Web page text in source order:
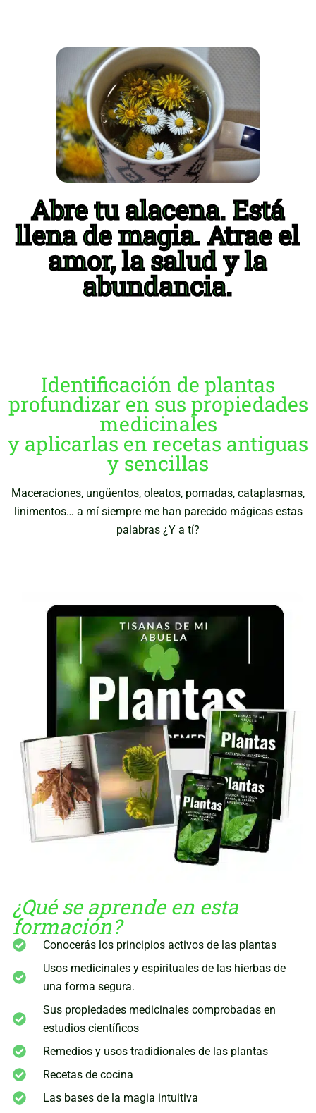
Abre tu alacena. Está
llena de magia. Atrae el
amor, la salud y la
abundancia.
Identificación de plantas
profundizar en sus propiedades
medicinales
y aplicarlas en recetas antiguas
y sencillas
Maceraciones, ungüentos, oleatos, pomadas, cataplasmas,
linimentos… a mí siempre me han parecido mágicas estas
palabras ¿Y a tí?
¿Qué se aprende en esta
formación?
Conocerás los principios activos de las plantas
Usos medicinales y espirituales de las hierbas de
una forma segura.
Sus propiedades medicinales comprobadas en
estudios científicos
Remedios y usos tradidionales de las plantas
Recetas de cocina
Las bases de la magia intuitiva